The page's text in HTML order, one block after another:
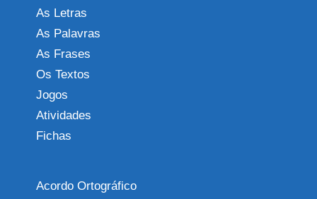
As Letras
As Palavras
As Frases
Os Textos
Jogos
Atividades
Fichas
Acordo Ortográfico